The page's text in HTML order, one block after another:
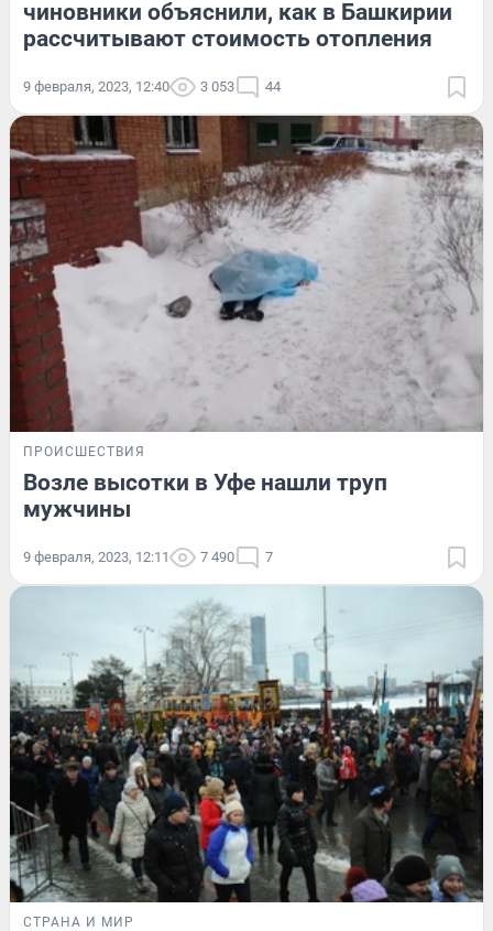
чиновники объяснили, как в Башкирии
рассчитывают стоимость отопления
9 февраля, 2023, 12:40 3 053 44
ПРОИСШЕСТВИЯ
Возле высотки в Уфе нашли труп
мужчины
9 февраля, 2023, 12:11 7 490 7
СТРАНА И МИР